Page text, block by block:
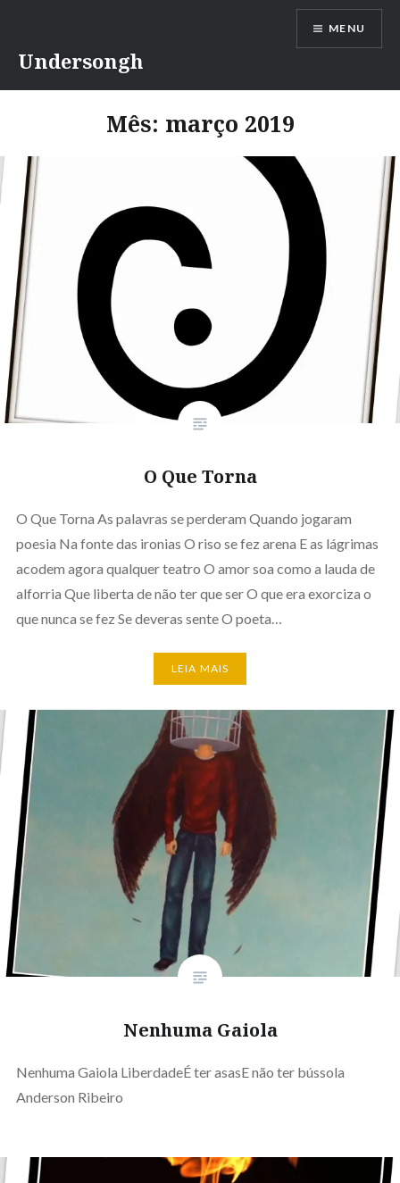
conteúdo
Undersongh
MENU
Mês: março 2019
O Que Torna
O Que Torna As palavras se perderam Quando jogaram
poesia Na fonte das ironias O riso se fez arena E as lágrimas
acodem agora qualquer teatro O amor soa como a lauda de
alforria Que liberta de não ter que ser O que era exorciza o
que nunca se fez Se deveras sente O poeta…
LEIA MAIS
Nenhuma Gaiola
Nenhuma Gaiola LiberdadeÉ ter asasE não ter bússola
Anderson Ribeiro